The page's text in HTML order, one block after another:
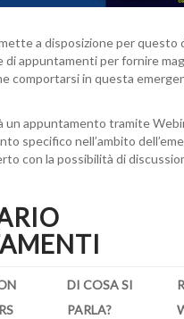
a disposizione per questo
di appuntamenti per fornire
comportarsi in questa
un appuntamento tramite
specifico nell’ambito
con la possibilità di
DI COSA SI
PARLA?